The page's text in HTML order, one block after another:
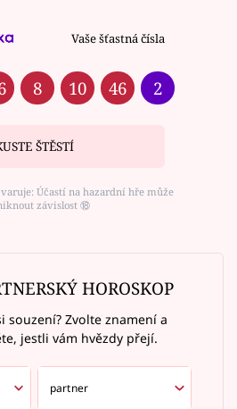
Vaše šťastná čísla
8 10 46 2
ŠTĚSTÍ
Účastí na hazardní hře může
závislost ⑱
HOROSKOP
souzení? Zvolte znamení a
jestli vám hvězdy přejí.